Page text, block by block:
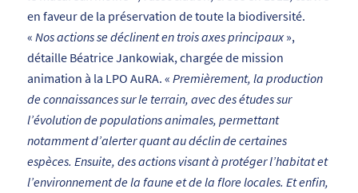
en faveur de la préservation de toute la biodiversité.
« Nos actions se déclinent en trois axes principaux»,
détaille Béatrice Jankowiak, chargée de mission
animation à la LPO AuRA. « Premièrement, la production
de connaissances sur le terrain, avec des études sur
l’évolution de populations animales, permettant
notamment d’alerter quant au déclin de certaines
espèces. Ensuite, des actions visant à protéger l’habitat et
l’environnement de la faune et de la flore locales. Et enfin,